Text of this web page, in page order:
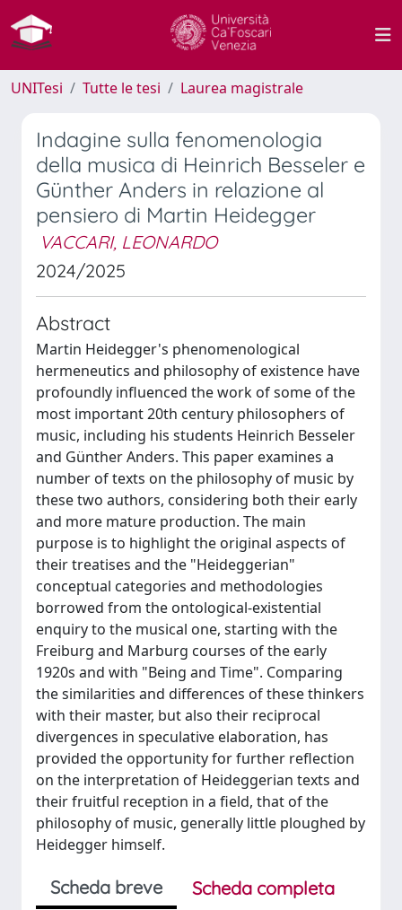
UNITesi Tutte le tesi Laurea magistrale
Indagine sulla fenomenologia
della musica di Heinrich Besseler e
Günther Anders in relazione al
pensiero di Martin Heidegger
VACCARI, LEONARDO
2024/2025
Abstract
Martin Heidegger's phenomenological
hermeneutics and philosophy of existence have
profoundly influenced the work of some of the
most important 20th century philosophers of
music, including his students Heinrich Besseler
and Günther Anders. This paper examines a
number of texts on the philosophy of music by
these two authors, considering both their early
and more mature production. The main
purpose is to highlight the original aspects of
their treatises and the "Heideggerian"
conceptual categories and methodologies
borrowed from the ontological-existential
enquiry to the musical one, starting with the
Freiburg and Marburg courses of the early
1920s and with "Being and Time". Comparing
the similarities and differences of these thinkers
with their master, but also their reciprocal
divergences in speculative elaboration, has
provided the opportunity for further reflection
on the interpretation of Heideggerian texts and
their fruitful reception in a field, that of the
philosophy of music, generally little ploughed by
Heidegger himself.
Scheda breve
Scheda completa